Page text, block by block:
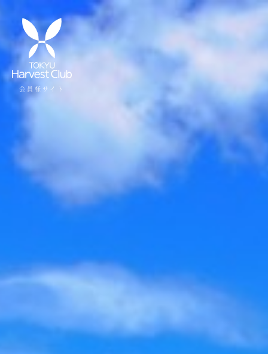
会員様サイト